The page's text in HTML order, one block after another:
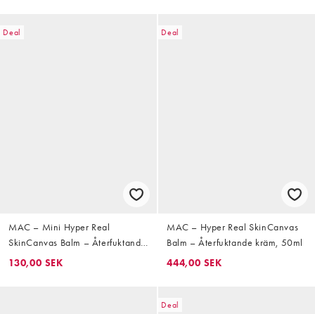
Deal
MAC – Mini Hyper Real
SkinCanvas Balm – Återfuktande
kräm 15ml
130,00 SEK
Deal
MAC – Hyper Real SkinCanvas
Balm – Återfuktande kräm, 50ml
444,00 SEK
Deal